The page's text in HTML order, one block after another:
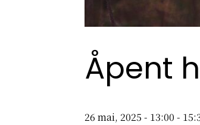
Åpent
26 mai, 2025 - 13:00 -